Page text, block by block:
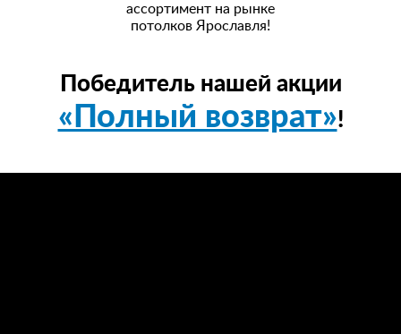
ассортимент на рынке
потолков Ярославля!
Победитель нашей акции
«Полный возврат»!